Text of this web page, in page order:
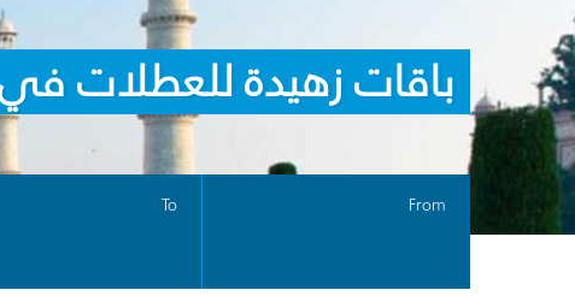
باقات زهيدة للعطلات
From
To